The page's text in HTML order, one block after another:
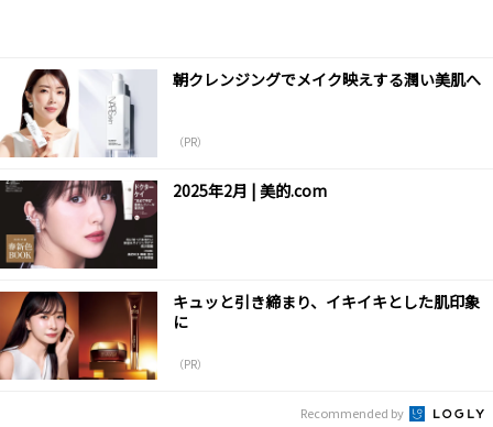
朝クレンジングでメイク映えする潤い美肌へ
（PR）
2025年2月 | 美的.com
キュッと引き締まり、イキイキとした肌印象
に
（PR）
Recommended by